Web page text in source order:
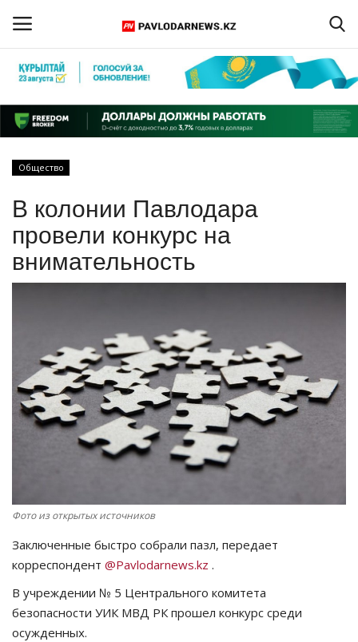
Регистрация
Главная
КАЗАХСТАН
СПЕЦПРОЕКТЫ
СПОРТ
Чек-лист
OFFICIAL
Курултай
Язык
Қазақша Русский
Общество
В колонии Павлодара
провели конкурс на
внимательность
Фото из открытых источников
Заключенные быстро собрали пазл, передает
корреспондент @Pavlodarnews.kz .
В учреждении № 5 Центрального комитета
безопасности УИК МВД РК прошел конкурс среди
осужденных.